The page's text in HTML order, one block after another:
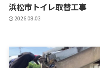
浜松市トイレ取替工事
2026.08.03